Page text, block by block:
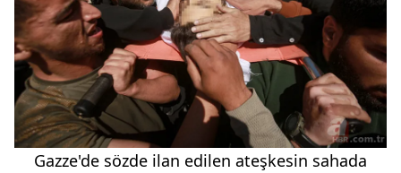
Gazze'de sözde ilan edilen ateşkesin sahada